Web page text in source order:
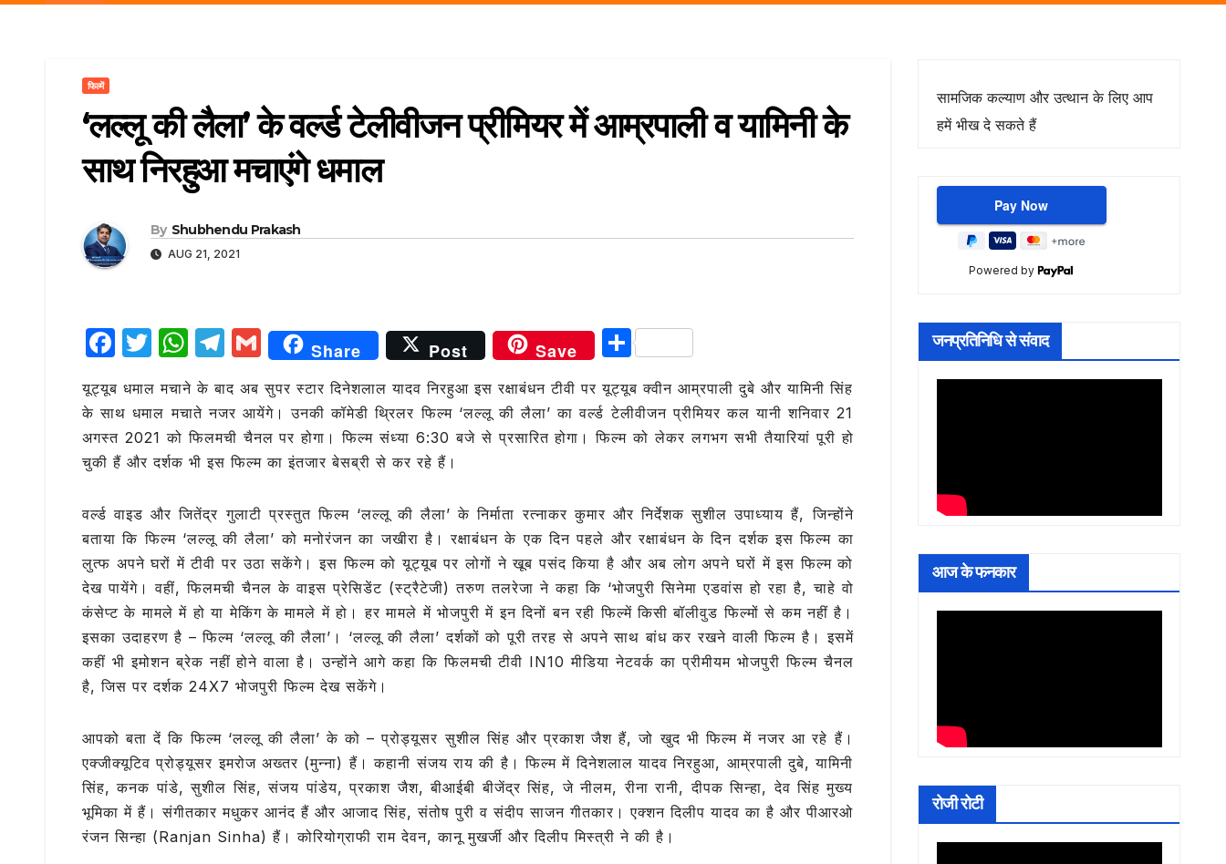
फिल्में
‘लल्‍लू की लैला’ के वर्ल्‍ड टेलीवीजन प्रीमियर में आम्रपाली व यामिनी के
साथ निरहुआ मचाएंगे धमाल
By Shubhendu Prakash
AUG 21, 2021
F
c
e
b
o
k
T
it
te
r
W
h
at
s
A
p
T
e
g
ra
G
m
ai
l
Share Post Save
S
ar
e
यूट्यूब धमाल मचाने के बाद अब सुपर स्‍टार दिनेशलाल यादव निरहुआ इस रक्षाबंधन टीवी पर यूट्यूब क्‍वीन आम्रपाली दुबे और यामिनी सिंह
के साथ धमाल मचाते नजर आयेंगे। उनकी कॉमेडी थ्रिलर फिल्‍म ‘लल्‍लू की लैला’ का वर्ल्‍ड टेलीवीजन प्रीमियर कल यानी शनिवार 21
अगस्‍त 2021 को फिलमची चैनल पर होगा। फिल्‍म संध्या 6:30 बजे से प्रसारित होगा। फिल्‍म को लेकर लगभग सभी तैयारियां पूरी हो
चुकी हैं और दर्शक भी इस फिल्‍म का इंतजार बेसब्री से कर रहे हैं।
वर्ल्‍ड वाइड और जितेंद्र गुलाटी प्रस्‍तुत फिल्‍म ‘लल्‍लू की लैला’ के निर्माता रत्‍नाकर कुमार और निर्देशक सुशील उपाध्‍याय हैं, जिन्‍होंने
बताया कि फिल्‍म ‘लल्‍लू की लैला’ को मनोरंजन का जखीरा है। रक्षाबंधन के एक दिन पहले और रक्षाबंधन के दिन दर्शक इस फिल्‍म का
लुत्‍फ अपने घरों में टीवी पर उठा सकेंगे। इस फिल्‍म को यूट्यूब पर लोगों ने खूब पसंद किया है और अब लोग अपने घरों में इस फिल्‍म को
देख पायेंगे। वहीं, फिलमची चैनल के वाइस प्रेसिडेंट (स्ट्रैटेजी) तरुण तलरेजा ने कहा कि ‘भोजपुरी सिनेमा एडवांस हो रहा है, चाहे वो
कंसेप्‍ट के मामले में हो या मेकिंग के मामले में हो। हर मामले में भोजपुरी में इन दिनों बन रही फिल्‍में किसी बॉलीवुड फिल्‍मों से कम नहीं है।
इसका उदाहरण है – फिल्‍म ‘लल्‍लू की लैला’। ‘लल्‍लू की लैला’ दर्शकों को पूरी तरह से अपने साथ बांध कर रखने वाली फिल्‍म है। इसमें
कहीं भी इमोशन ब्रेक नहीं होने वाला है। उन्होंने आगे कहा कि फिलमची टीवी IN10 मीडिया नेटवर्क का प्रीमीयम भोजपुरी फिल्‍म चैनल
है, जिस पर दर्शक 24X7 भोजपुरी फिल्‍म देख सकेंगे।
आपको बता दें कि फिल्‍म ‘लल्‍लू की लैला’ के को – प्रोड्यूसर सुशील सिंह और प्रकाश जैश हैं, जो खुद भी फिल्‍म में नजर आ रहे हैं।
एक्‍जीक्‍यूटिव प्रोड्यूसर इमरोज अख्‍तर (मुन्‍ना) हैं। कहानी संजय राय की है। फिल्‍म में दिनेशलाल यादव निरहुआ, आम्रपाली दुबे, यामिनी
सिंह, कनक पांडे, सुशील सिंह, संजय पांडेय, प्रकाश जैश, बीआईबी बीजेंद्र सिंह, जे नीलम, रीना रानी, दीपक सिन्‍हा, देव सिंह मुख्‍य
भूमिका में हैं। संगीतकार मधुकर आनंद हैं और आजाद सिंह, संतोष पुरी व संदीप साजन गीतकार। एक्‍शन दिलीप यादव का है और पीआरओ
रंजन सिन्‍हा (Ranjan Sinha) हैं। कोरियोग्राफी राम देवन, कानू मुखर्जी और दिलीप मिस्‍त्री ने की है।
सामजिक कल्याण और उत्थान के लिए आप
हमें भीख दे सकते हैं
Powered by
जनप्रतिनिधि से संवाद
आज के फनकार
रोजी रोटी
r